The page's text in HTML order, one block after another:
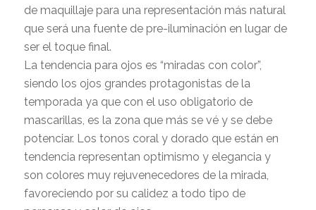
de maquillaje para una representación más natural
que será una fuente de pre-iluminación en lugar de
ser el toque final.
La tendencia para ojos es “miradas con color”,
siendo los ojos grandes protagonistas de la
temporada ya que con el uso obligatorio de
mascarillas, es la zona que más se vé y se debe
potenciar. Los tonos coral y dorado que están en
tendencia representan optimismo y elegancia y
son colores muy rejuvenecedores de la mirada,
favoreciendo por su calidez a todo tipo de